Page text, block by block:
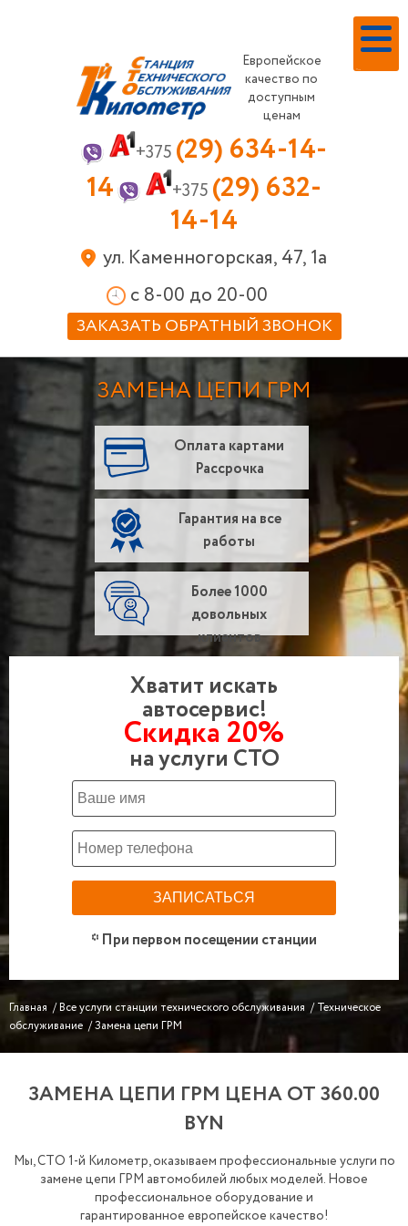
Европейское
качество по
доступным
ценам
+375 (29) 634-14-
14
+375 (29) 632-
14-14
ул. Каменногорская, 47, 1а
c 8-00 до 20-00
ЗАКАЗАТЬ ОБРАТНЫЙ ЗВОНОК
ЗАМЕНА ЦЕПИ ГРМ
Оплата картами
Рассрочка
Гарантия на все
работы
Более 1000
довольных
клиентов
Главная /Все услуги станции технического обслуживания /Техническое
обслуживание /Замена цепи ГРМ
Хватит искать
автосервис!
Скидка 20%
на услуги СТО
* При первом посещении станции
ЗАМЕНА ЦЕПИ ГРМ ЦЕНА ОТ360.00
BYN
Мы, СТО 1-й Километр, оказываем профессиональные услуги по
замене цепи ГРМ автомобилей любых моделей. Новое
профессиональное оборудование и
гарантированное европейское качество!